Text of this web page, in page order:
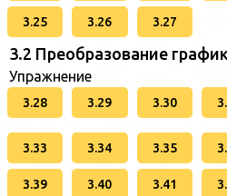
3.25 3.26 3.27
3.2 Преобразование
Упражнение
3.28 3.29 3.30
3.33 3.34 3.35
3.39 3.40 3.41